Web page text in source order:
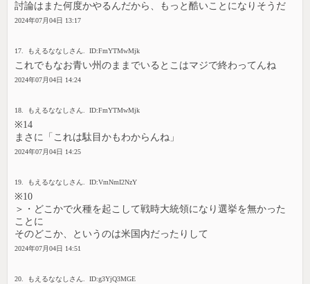
討論はまた何度かやるんだから、もっと酷いことになりそうだ
2024年07月04日 13:17
17. もえるななしさん. ID:FmYTMwMjk
これでもなお青い州のままでいるとこはマジで終わってんね
2024年07月04日 14:24
18. もえるななしさん. ID:FmYTMwMjk
※14
まさに「これは駄目かもわからんね」
2024年07月04日 14:25
19. もえるななしさん. ID:VmNmI2NzY
※10
＞・どこかで火種を起こして戦時大統領になり選挙を無かった
ことに
そのどこか、というのは米国内だったりして
2024年07月04日 14:51
20. もえるななしさん. ID:g3YjQ3MGE